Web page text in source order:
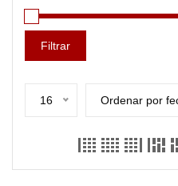
Filtrar
16 Ordenar por